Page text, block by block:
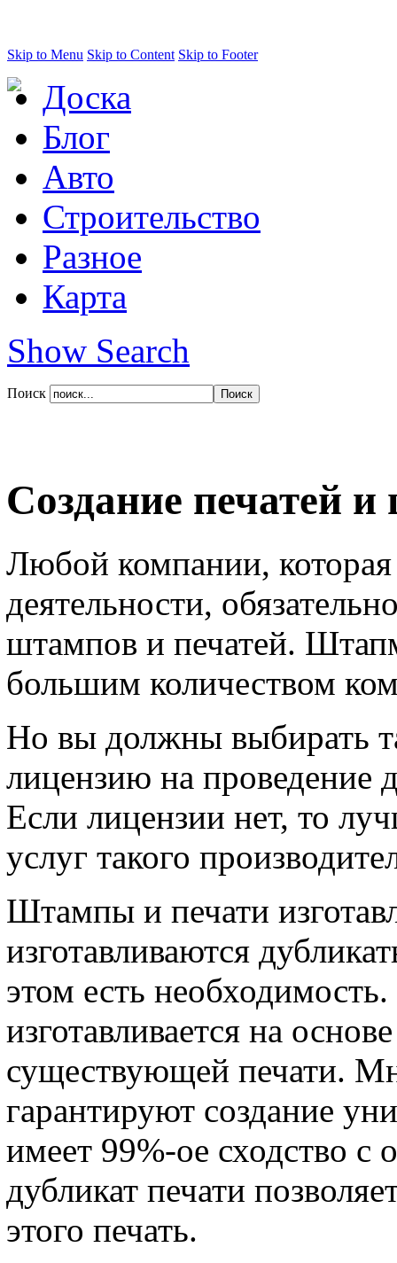
Skip to Menu Skip to Content Skip to Footer
Доска
Блог
Авто
Строительство
Разное
Карта
Show Search
Поиск
Создание печатей
Любой компании, которая
деятельности,
штампов и печатей.
большим количеством
Но вы должны выбирать
лицензию на проведение
Если лицензии нет, то
услуг такого
Штампы и печати
изготавливаются
этом есть
изготавливается на
существующей печати.
гарантируют создание
имеет 99%-ое сходство с
дубликат печати
этого печать.